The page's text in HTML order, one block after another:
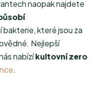
naopak najdete
bakterie, které jsou za
Nejlepší
nabízíkultovní zero
.